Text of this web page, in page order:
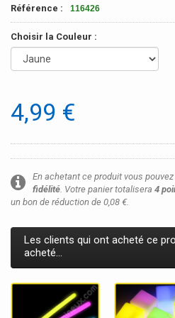
Référence : 116426
Choisir la Couleur :
4,99 €
En achetant ce produit vous
fidélité. Votre panier totalisera 4
un bon de réduction de 0,08 €.
Les clients qui ont acheté ce
acheté...